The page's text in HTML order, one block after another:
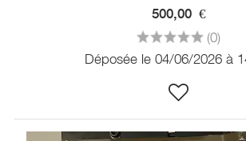
500,00 €
(0)
Déposée le 04/06/2026 à